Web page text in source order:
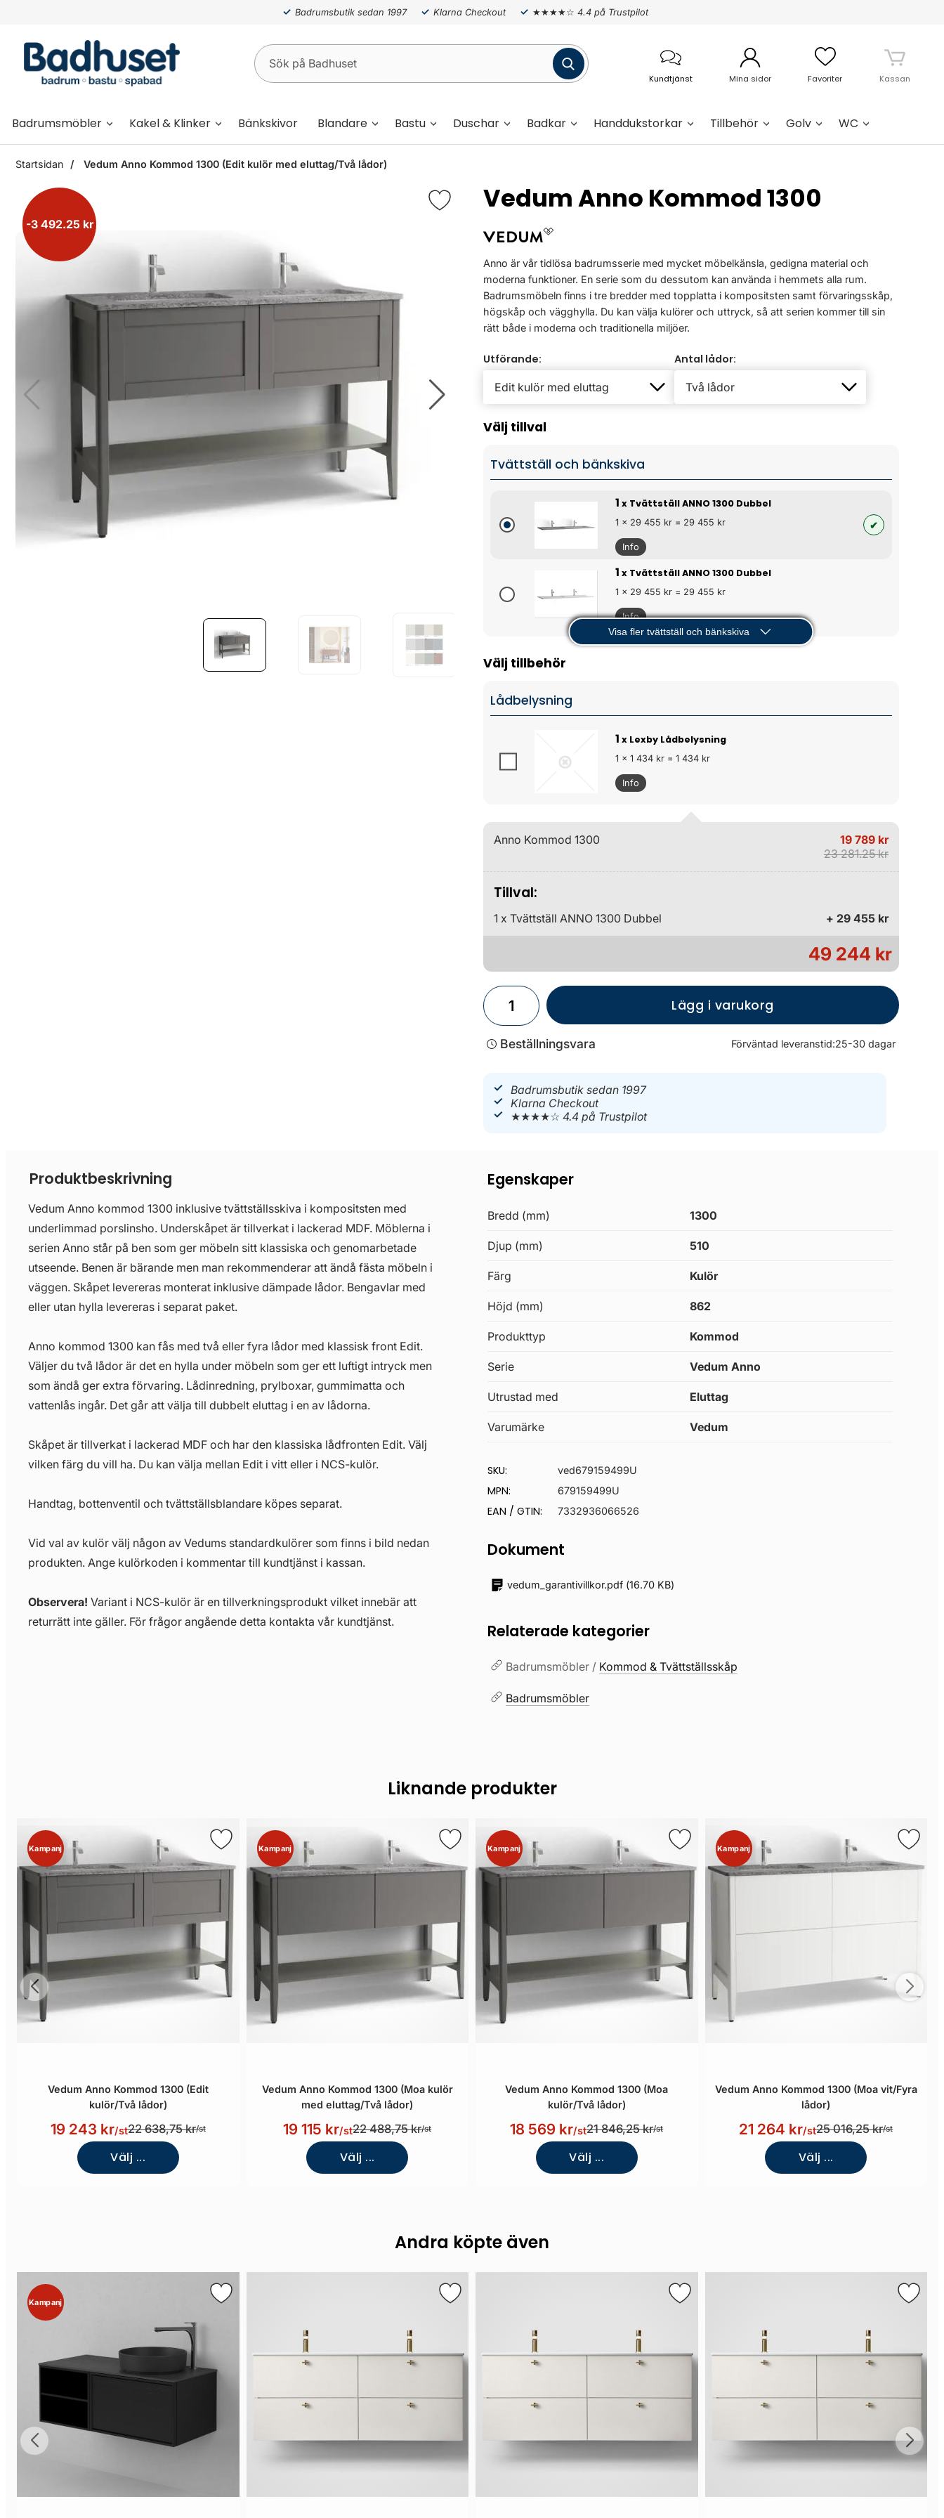
Badrumsbutik sedan 1997 Klarna Checkout ★★★★☆ 4.4 på Trustpilot
Kundtjänst Mina sidor Favoriter Kassan
Badrumsmöbler Kakel & Klinker Bänkskivor Blandare Bastu Duschar Badkar Handdukstorkar Tillbehör Golv WC
Startsidan Vedum Anno Kommod 1300 (Edit kulör med eluttag/Två lådor)
-3 492.25 kr
Vedum Anno Kommod 1300
Anno är vår tidlösa badrumsserie med mycket möbelkänsla, gedigna material och
moderna funktioner. En serie som du dessutom kan använda i hemmets alla rum.
Badrumsmöbeln finns i tre bredder med topplatta i kompositsten samt förvaringsskåp,
högskåp och vägghylla. Du kan välja kulörer och uttryck, så att serien kommer till sin
rätt både i moderna och traditionella miljöer.
Utförande: Antal lådor:
Välj tillval
Tvättställ och bänkskiva
1 x Tvättställ ANNO 1300 Dubbel
1 x 29 455 kr = 29 455 kr
Info
1 x Tvättställ ANNO 1300 Dubbel
1 x 29 455 kr = 29 455 kr
Info
Visa fler tvättställ och bänkskiva
Välj tillbehör
Lådbelysning
1 x Lexby Lådbelysning
1 x 1 434 kr = 1 434 kr
Info
Anno Kommod 1300
19 789 kr
23 281.25 kr
Tillval:
1 x Tvättställ ANNO 1300 Dubbel + 29 455 kr
49 244 kr
Lägg i varukorg
Beställningsvara Förväntad leveranstid:25-30 dagar
Badrumsbutik sedan 1997
Klarna Checkout
★★★★☆4.4 på Trustpilot
Produktbeskrivning
Vedum Anno kommod 1300 inklusive tvättställsskiva i kompositsten med
underlimmad porslinsho. Underskåpet är tillverkat i lackerad MDF. Möblerna i
serien Anno står på ben som ger möbeln sitt klassiska och genomarbetade
utseende. Benen är bärande men man rekommenderar att ändå fästa möbeln i
väggen. Skåpet levereras monterat inklusive dämpade lådor. Bengavlar med
eller utan hylla levereras i separat paket.
Anno kommod 1300 kan fås med två eller fyra lådor med klassisk front Edit.
Väljer du två lådor är det en hylla under möbeln som ger ett luftigt intryck men
som ändå ger extra förvaring. Lådinredning, prylboxar, gummimatta och
vattenlås ingår. Det går att välja till dubbelt eluttag i en av lådorna.
Skåpet är tillverkat i lackerad MDF och har den klassiska lådfronten Edit. Välj
vilken färg du vill ha. Du kan välja mellan Edit i vitt eller i NCS-kulör.
Handtag, bottenventil och tvättställsblandare köpes separat.
Vid val av kulör välj någon av Vedums standardkulörer som finns i bild nedan
produkten. Ange kulörkoden i kommentar till kundtjänst i kassan.
Observera! Variant i NCS-kulör är en tillverkningsprodukt vilket innebär att
returrätt inte gäller. För frågor angående detta kontakta vår kundtjänst.
Egenskaper
Bredd (mm) 1300
Djup (mm) 510
Färg Kulör
Höjd (mm) 862
Produkttyp Kommod
Serie Vedum Anno
Utrustad med Eluttag
Varumärke Vedum
SKU: ved679159499U
MPN: 679159499U
EAN / GTIN: 7332936066526
Dokument
vedum_garantivillkor.pdf (16.70 KB)
Relaterade kategorier
Badrumsmöbler / Kommod & Tvättställsskåp
Badrumsmöbler
Liknande produkter
Kampanj
Vedum Anno Kommod 1300 (Edit
kulör/Två lådor)
19 243 kr/st22 638,75 kr/st
Välj ...
Kampanj
Vedum Anno Kommod 1300 (Moa kulör
med eluttag/Två lådor)
19 115 kr/st22 488,75 kr/st
Välj ...
Kampanj
Vedum Anno Kommod 1300 (Moa
kulör/Två lådor)
18 569 kr/st21 846,25 kr/st
Välj ...
Kampanj
Vedum Anno Kommod 1300 (Moa vit/Fyra
lådor)
21 264 kr/st25 016,25 kr/st
Välj ...
Andra köpte även
Kampanj